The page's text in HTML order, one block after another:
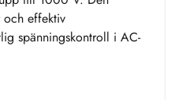
och effektiv
spänningskontroll i AC-